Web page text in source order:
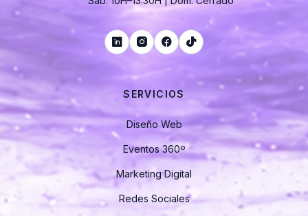
SERVICIOS
Diseño Web
Eventos 360º
Marketing Digital
Redes Sociales